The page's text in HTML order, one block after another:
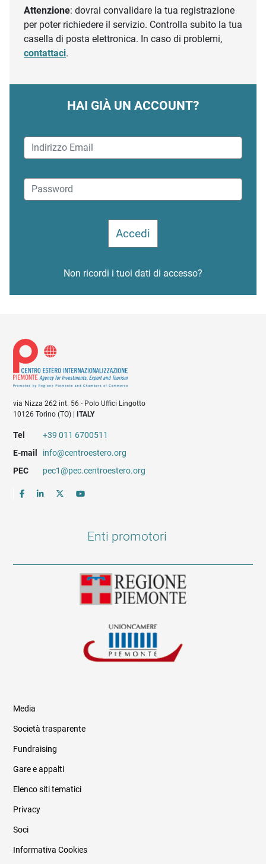
Attenzione: dovrai convalidare la tua registrazione
per poter richiedere il servizio. Controlla subito la tua
casella di posta elettronica. In caso di problemi,
contattaci.
HAI GIÀ UN ACCOUNT?
Non ricordi i tuoi dati di accesso?
via Nizza 262 int. 56 - Polo Uffici Lingotto
10126 Torino (TO) |
ITALY
Tel
+39 011 6700511
E-mail
info@centroestero.org
PEC
pec1@pec.centroestero.org
Enti promotori
Informazioni legali e trasparenza
Media
Società trasparente
Fundraising
Gare e appalti
Elenco siti tematici
Privacy
Soci
Informativa Cookies